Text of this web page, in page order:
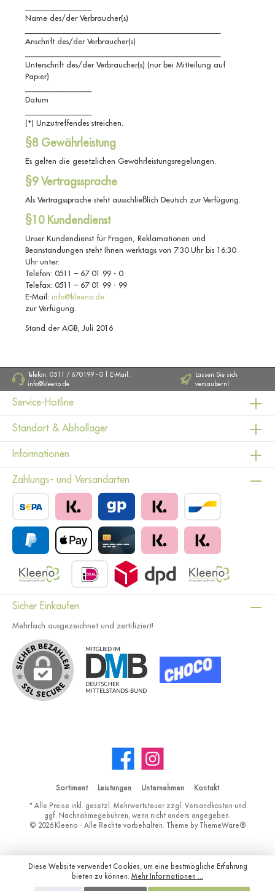
Name des/der Verbraucher(s)
Anschrift des/der Verbraucher(s)
Unterschrift des/der Verbraucher(s) (nur bei Mitteilung auf
Papier)
Datum
(*) Unzutreffendes streichen.
§8 Gewährleistung
Es gelten die gesetzlichen Gewährleistungsregelungen.
§9 Vertragssprache
Als Vertragssprache steht ausschließlich Deutsch zur Verfügung.
§10 Kundendienst
Unser Kundendienst für Fragen, Reklamationen und
Beanstandungen steht Ihnen werktags von 7:30 Uhr bis 16:30
Uhr unter:
Telefon: 0511 – 67 01 99 - 0
Telefax: 0511 – 67 01 99 - 99
E-Mail: info@kleeno.de
zur Verfügung.
Stand der AGB, Juli 2016
Telefon: 0511 / 670199 - 0 | E-Mail:
info@kleeno.de
Lassen Sie sich
versaubern!
Service-Hotline
Standort & Abhollager
Informationen
Zahlungs- und Versandarten
Sicher Einkaufen
Mehrfach ausgezeichnet und zertifiziert!
Sortiment Leistungen Unternehmen Kontakt
* Alle Preise inkl. gesetzl. Mehrwertsteuer zzgl. Versandkosten und
ggf. Nachnahmegebühren, wenn nicht anders angegeben.
© 2026 Kleeno - Alle Rechte vorbehalten. Theme by ThemeWare®
Diese Website verwendet Cookies, um eine bestmögliche Erfahrung
bieten zu können. Mehr Informationen ...